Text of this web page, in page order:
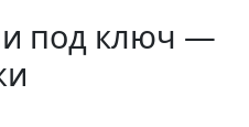
под ключ —